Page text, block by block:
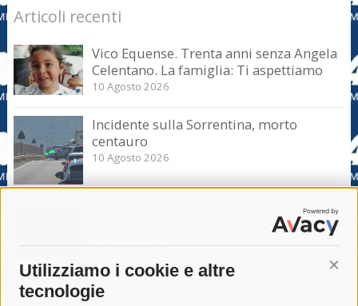
Utilizziamo i cookie e altre
tecnologie
Articoli recenti
Vico Equense. Trenta anni senza Angela
Celentano. La famiglia: Ti aspettiamo
10 Agosto 2026
Incidente sulla Sorrentina, morto
centauro
10 Agosto 2026
Il Sorrento chiude il ritiro di Agerola.
Mister Maiuri: Abbiamo lavorato bene
10 Agosto 2026